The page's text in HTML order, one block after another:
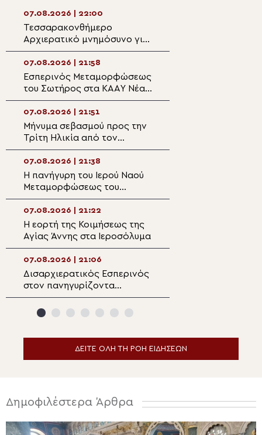
07.08.2026 | 22:00
Τεσσαρακονθήμερο
Αρχιερατικό μνημόσυνο για
τον π. Δημήτριο Μαρτσούκο
στον Άγιο Ιωάννη Απιδέας
07.08.2026 | 21:58
Εσπερινός Μεταμορφώσεως
του Σωτήρος στα ΚΑΑΥ Νέας
Περάμου
07.08.2026 | 21:51
Μήνυμα σεβασμού προς την
Τρίτη Ηλικία από τον
Μητροπολίτη Σπάρτης στη
Ρειχέα
07.08.2026 | 21:38
Η πανήγυρη του Ιερού Ναού
Μεταμορφώσεως του
Σωτήρος στη Λέρο
07.08.2026 | 21:22
Η εορτή της Κοιμήσεως της
Αγίας Άννης στα Ιεροσόλυμα
07.08.2026 | 21:06
Δισαρχιερατικός Εσπερινός
στον πανηγυρίζοντα
Μητροπολιτικό Ναό της
Μεταμορφώσεως του
ΔΕΙΤΕ ΟΛΗ ΤΗ ΡΟΗ ΕΙΔΗΣΕΩΝ
Δημοφιλέστερα Άρθρα